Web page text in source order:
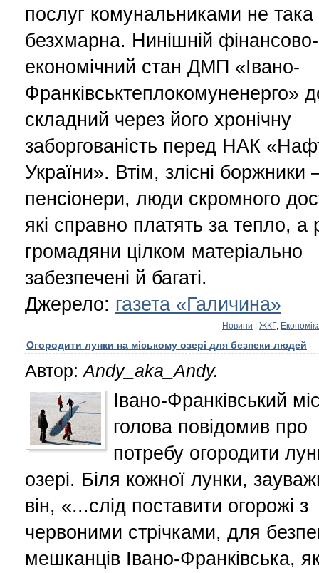
послуг комунальниками не
безхмарна. Нинішній фінансово-
економічний стан ДМП «Івано-
Франківськтеплокомуненерго»
складний через його хронічну
заборгованість перед НАК
України». Втім, злісні
пенсіонери, люди скромного
які справно платять за тепло,
громадяни цілком матеріально
забезпечені й багаті.
Джерело: газета «Галичина»
Новини ЖКГ,
Огородити лунки на міському озері для безпеки людей
Автор:Andy_aka_Andy.
Івано-Франківський
голова повідомив про
потребу огородити
озері. Біля кожної лунки,
він, «...слід поставити огорожі з
червоними стрічками, для
мешканців Івано-Франківська,